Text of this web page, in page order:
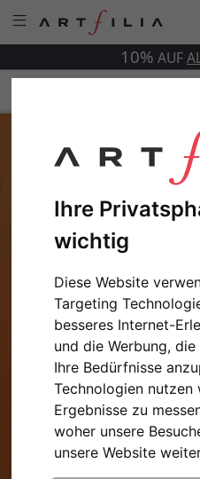
Ihre
wichtig
Diese Website
Targeting
besseres Internet-
und die Werbung,
Ihre Bedürfnisse
Technologien nutzen
Ergebnisse zu
woher unsere
unsere Website
10% AUF